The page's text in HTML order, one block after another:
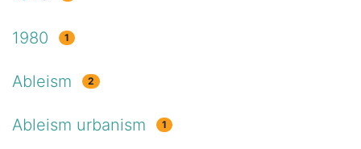
1980 1
Ableism 2
Ableism urbanism 1